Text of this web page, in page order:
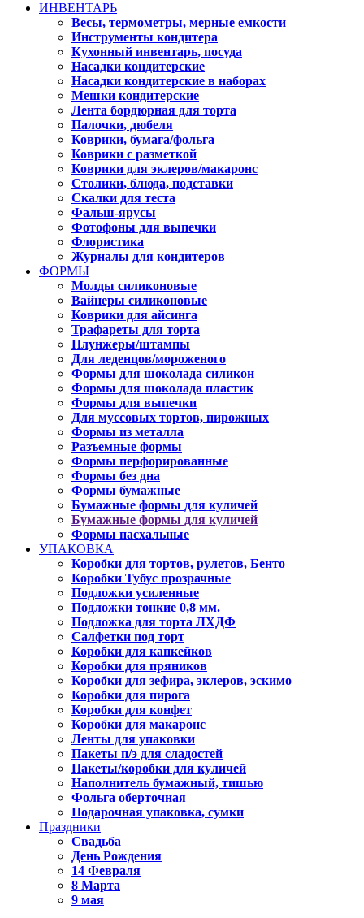
ИНВЕНТАРЬ
Весы, термометры, мерные емкости
Инструменты кондитера
Кухонный инвентарь, посуда
Насадки кондитерские
Насадки кондитерские в наборах
Мешки кондитерские
Лента бордюрная для торта
Палочки, дюбеля
Коврики, бумага/фольга
Коврики с разметкой
Коврики для эклеров/макаронс
Столики, блюда, подставки
Скалки для теста
Фальш-ярусы
Фотофоны для выпечки
Флористика
Журналы для кондитеров
ФОРМЫ
Молды силиконовые
Вайнеры силиконовые
Коврики для айсинга
Трафареты для торта
Плунжеры/штампы
Для леденцов/мороженого
Формы для шоколада силикон
Формы для шоколада пластик
Формы для выпечки
Для муссовых тортов, пирожных
Формы из металла
Разъемные формы
Формы перфорированные
Формы без дна
Формы бумажные
Бумажные формы для куличей
Бумажные формы для куличей
Формы пасхальные
УПАКОВКА
Коробки для тортов, рулетов, Бенто
Коробки Тубус прозрачные
Подложки усиленные
Подложки тонкие 0,8 мм.
Подложка для торта ЛХДФ
Салфетки под торт
Коробки для капкейков
Коробки для пряников
Коробки для зефира, эклеров, эскимо
Коробки для пирога
Коробки для конфет
Коробки для макаронс
Ленты для упаковки
Пакеты п/э для сладостей
Пакеты/коробки для куличей
Наполнитель бумажный, тишью
Фольга оберточная
Подарочная упаковка, сумки
Праздники
Свадьба
День Рождения
14 Февраля
8 Марта
9 мая